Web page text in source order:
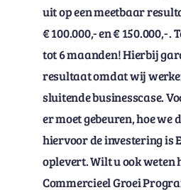
uit op een meetbaar
€ 100.000,- en € 150.000,- .
tot 6 maanden! Hierbij
resultaat omdat wij
sluitende businesscase.
er moet gebeuren, hoe we
hiervoor de investering is
oplevert. Wilt u ook weten
Commercieel Groei